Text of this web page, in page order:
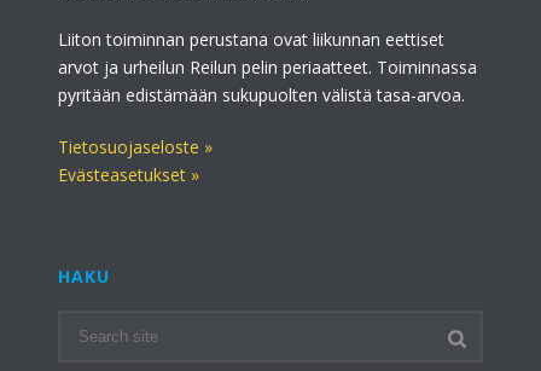
Liiton toiminnan perustana ovat liikunnan eettiset
arvot ja urheilun Reilun pelin periaatteet. Toiminnassa
pyritään edistämään sukupuolten välistä tasa-arvoa.
Tietosuojaseloste »
Evästeasetukset »
HAKU